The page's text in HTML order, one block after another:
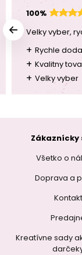
100%
Velky vyber,
+ Rychle
+ Kvalitny
+ Velky vyber
Zákaznícky
Všetko o
Doprava a
Kontakt
Kreatívne sady